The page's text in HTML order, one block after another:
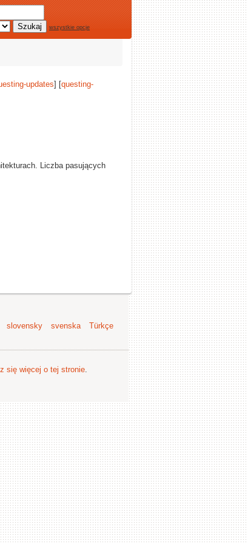
wszystkie opcje
updates] [questing-
Liczba pasujących
slovensky svenska
Türkçe
się więcej o tej stronie